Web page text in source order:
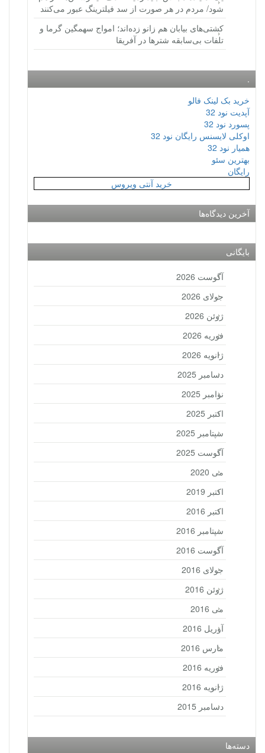
شود/ مردم در هر صورت از سد فیلترینگ عبور می‌کنند
کشتی‌های بیابان هم زانو زده‌اند؛ امواج سهمگین گرما و
تلفات بی‌سابقه شترها در آفریقا
.
خرید بک لینک فالو
آپدیت نود 32
پسورد نود 32
اوکلی لایسنس رایگان نود 32
همیار نود 32
بهترین سئو
رایگان
خرید آنتی ویروس
آخرین دیدگاه‌ها
بایگانی
آگوست 2026
جولای 2026
ژوئن 2026
فوریه 2026
ژانویه 2026
دسامبر 2025
نوامبر 2025
اکتبر 2025
سپتامبر 2025
آگوست 2025
می 2020
اکتبر 2019
اکتبر 2016
سپتامبر 2016
آگوست 2016
جولای 2016
ژوئن 2016
می 2016
آوریل 2016
مارس 2016
فوریه 2016
ژانویه 2016
دسامبر 2015
دسته‌ها